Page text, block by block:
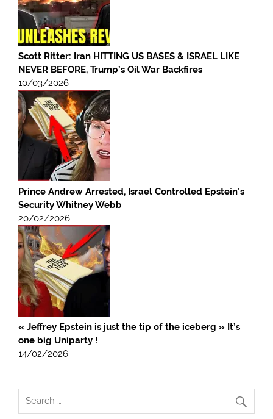
Scott Ritter: Iran HITTING US BASES & ISRAEL LIKE
NEVER BEFORE, Trump’s Oil War Backfires
10/03/2026
Prince Andrew Arrested, Israel Controlled Epstein’s
Security Whitney Webb
20/02/2026
« Jeffrey Epstein is just the tip of the iceberg » It’s
one big Uniparty !
14/02/2026